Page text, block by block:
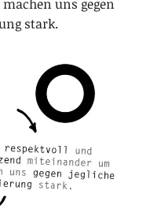
uns gegen
stark.